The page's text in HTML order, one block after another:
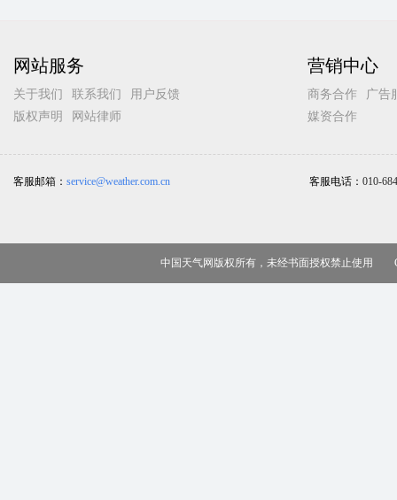
网站服务
关于我们 联系我们
用户反馈
版权声明
网站律师
营销中心
商务合作
广告
媒资合作
客服邮箱： service@weather.com.cn 客服电话： 010-
中国天气网版权所有，未经书面授权禁止使用